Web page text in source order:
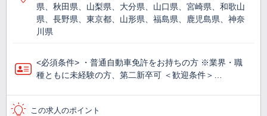
県、秋田県、山梨県、大分県、山口県、宮崎県、和歌山
県、長野県、東京都、山形県、福島県、鹿児島県、神奈
川県
<必須条件> ・普通自動車免許をお持ちの方 ※業界・職
種ともに未経験の方、第二新卒可 ＜歓迎条件＞…
この求人のポイント